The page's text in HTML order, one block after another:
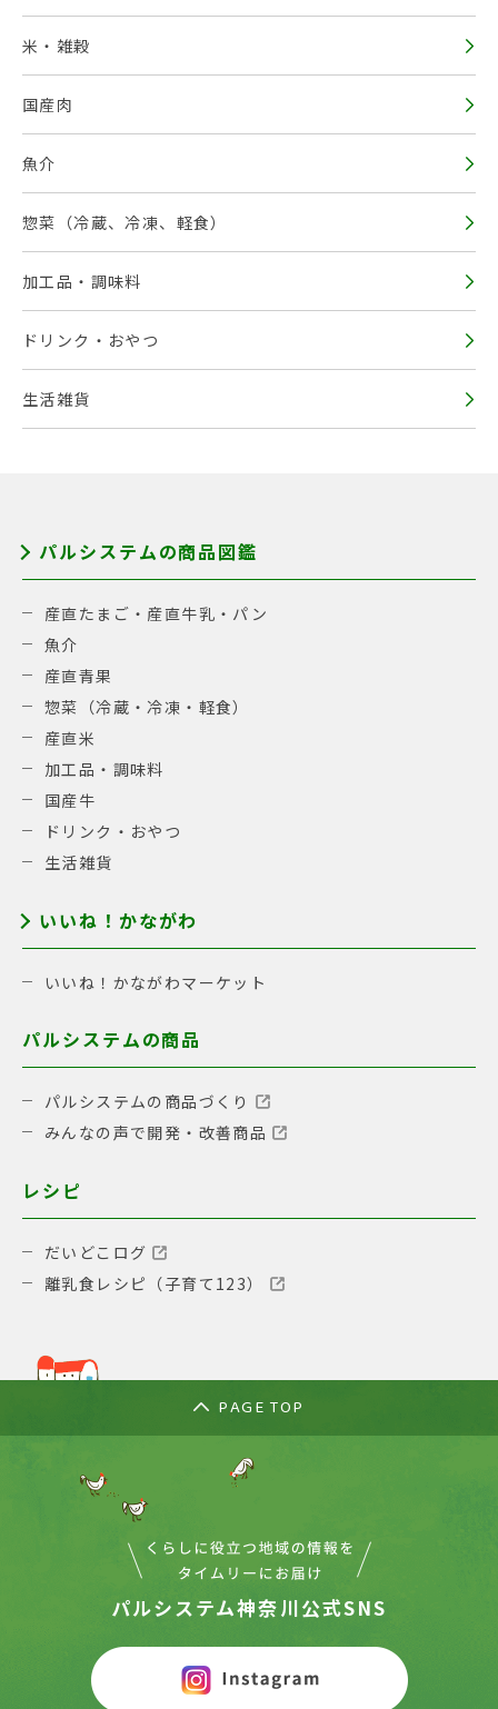
米・雑穀
国産肉
魚介
惣菜（冷蔵、冷凍、軽食）
加工品・調味料
ドリンク・おやつ
生活雑貨
パルシステムの商品図鑑
産直たまご・産直牛乳・パン
魚介
産直青果
惣菜（冷蔵・冷凍・軽食）
産直米
加工品・調味料
国産牛
ドリンク・おやつ
生活雑貨
いいね！かながわ
いいね！かながわマーケット
パルシステムの商品
パルシステムの商品づくり
みんなの声で開発・改善商品
レシピ
だいどこログ
離乳食レシピ（子育て123）
PAGE TOP
パルシステム神奈川公式SNS